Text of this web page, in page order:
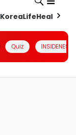
KoreaLifeHealth
Quiz INSIDENESIA